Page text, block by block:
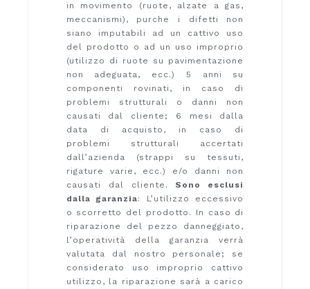
in movimento (ruote, alzate a gas,
meccanismi), purche i difetti non
siano imputabili ad un cattivo uso
del prodotto o ad un uso improprio
(utilizzo di ruote su pavimentazione
non adeguata, ecc.) 5 anni su
componenti rovinati, in caso di
problemi strutturali o danni non
causati dal cliente; 6 mesi dalla
data di acquisto, in caso di
problemi strutturali accertati
dall’azienda (strappi su tessuti,
rigature varie, ecc.) e/o danni non
causati dal cliente. Sono esclusi
dalla garanzia: L’utilizzo eccessivo
o scorretto del prodotto. In caso di
riparazione del pezzo danneggiato,
l’operatività della garanzia verrà
valutata dal nostro personale; se
considerato uso improprio cattivo
utilizzo, la riparazione sarà a carico